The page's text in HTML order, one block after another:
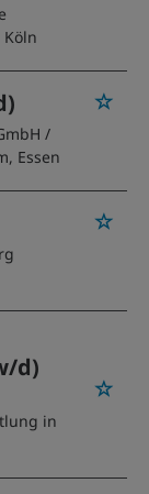
Köln
/
Essen
d)
in